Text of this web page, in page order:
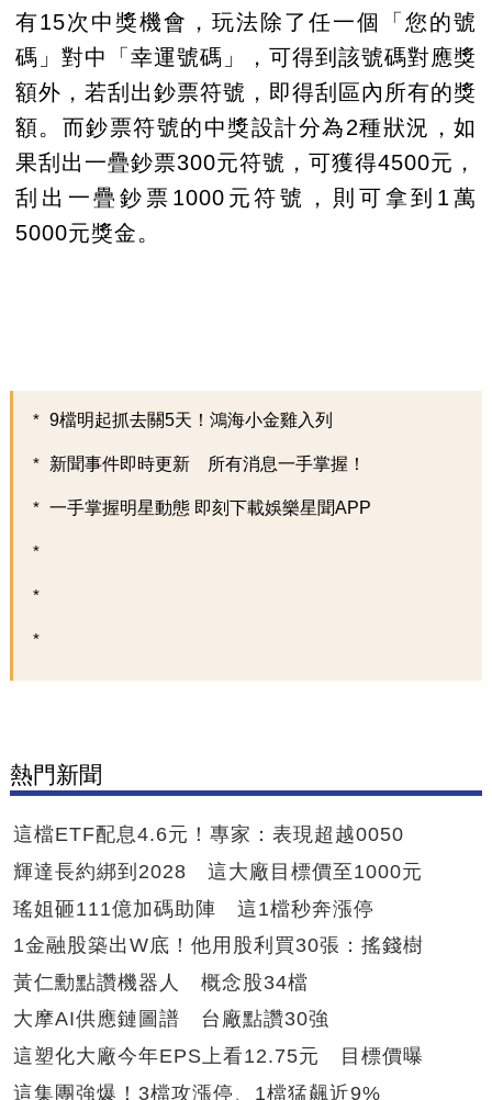
有15次中獎機會，玩法除了任一個「您的號
碼」對中「幸運號碼」，可得到該號碼對應獎
額外，若刮出鈔票符號，即得刮區內所有的獎
額。而鈔票符號的中獎設計分為2種狀況，如
果刮出一疊鈔票300元符號，可獲得4500元，
刮出一疊鈔票1000元符號，則可拿到1萬
5000元獎金。
9檔明起抓去關5天！鴻海小金雞入列
新聞事件即時更新 所有消息一手掌握！
一手掌握明星動態 即刻下載娛樂星聞APP
熱門新聞
這檔ETF配息4.6元！專家：表現超越0050
輝達長約綁到2028 這大廠目標價至1000元
瑤姐砸111億加碼助陣 這1檔秒奔漲停
1金融股築出W底！他用股利買30張：搖錢樹
黃仁勳點讚機器人 概念股34檔
大摩AI供應鏈圖譜 台廠點讚30強
這塑化大廠今年EPS上看12.75元 目標價曝
這集團強爆！3檔攻漲停、1檔猛飆近9%